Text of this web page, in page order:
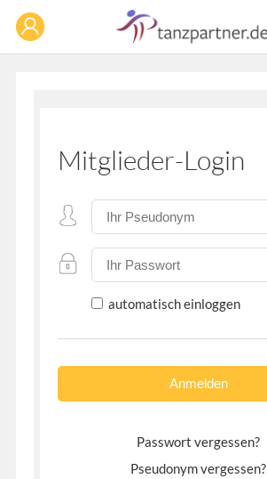
Mitglieder-Login
automatisch einloggen
Passwort vergessen?
Pseudonym vergessen?